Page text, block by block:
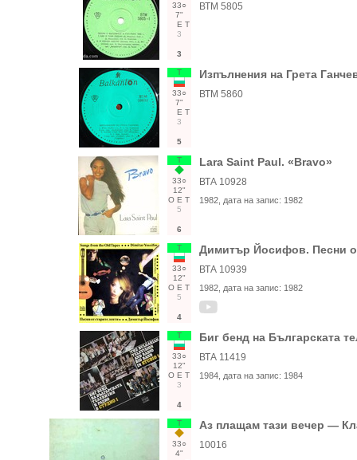
33○
7"
Е Т
3
3
ВТМ 5805
Т
33○
7"
Е Т
3
5
Изпълнения на Грета
ВТМ 5860
Т
33○
12"
О Е Т
5
6
Lara Saint Paul. «Bravo»
ВТА 10928
1982 , дата на запис: 1982
Т
33○
12"
О Е Т
5
4
Димитър Йосифов. Песни
ВТА 10939
1982 , дата на запис: 1982
Т
33○
12"
О Е Т
3
4
Биг бенд на Българската
ВТА 11419
1984 , дата на запис: 1984
Т
33○
4"
Аз плащам тази вечер —
10016